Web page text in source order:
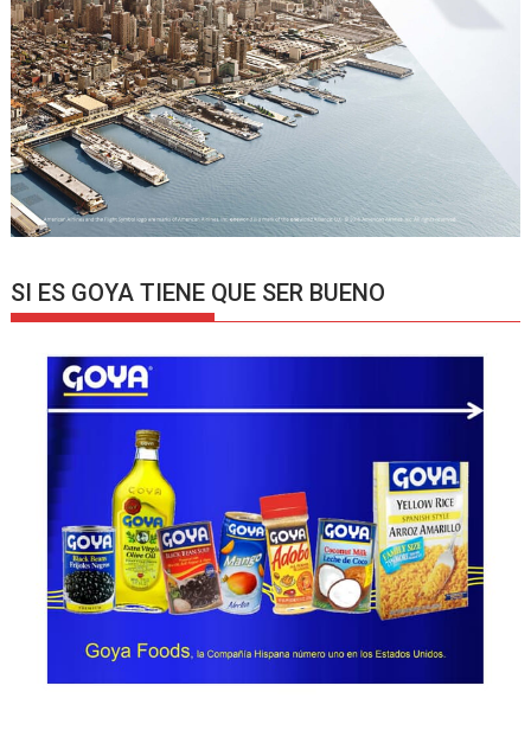
SI ES GOYA TIENE QUE SER BUENO